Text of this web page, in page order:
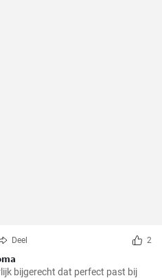
Deel 2
bijgerecht dat perfect past bij